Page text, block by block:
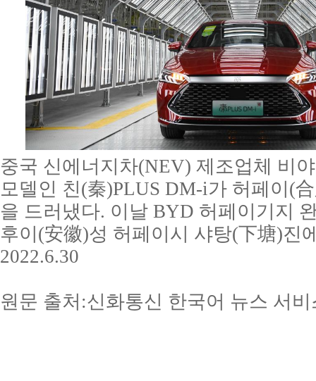
중국 신에너지차(NEV) 제조업체 비
모델인 친(秦)PLUS DM-i가 허페이(
을 드러냈다. 이날 BYD 허페이기지
후이(安徽)성 허페이시 샤탕(下塘)진
2022.6.30
원문 출처:신화통신 한국어 뉴스 서비